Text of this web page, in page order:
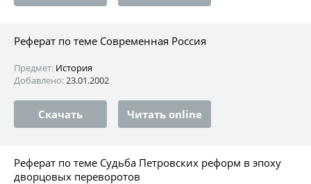
Реферат по теме Современная Россия
Предмет: История
Добавлено:23.01.2002
Скачать Читать online
Реферат по теме Судьба Петровских реформ в эпоху
дворцовых переворотов